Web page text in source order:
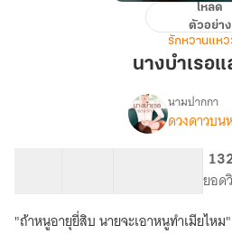
แสน
โหลด
ตัวอย่าง
รักหวานแหว
นางบำเรอ
เรื่อง
บำเร
แสน
รัก
นามปากกา
ดวงดาวบน
ยอด
"ถ้าหนูอายุยี่สิบ นายจะเอาหนูทำเมียไหม"